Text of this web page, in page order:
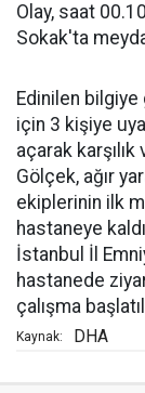
Olay, saat
Sokak'ta
Edinilen
için 3 kişiye
açarak
Gölçek, ağır
ekiplerinin ilk
hastaneye
İstanbul İl
hastanede
çalışma
Kaynak: DHA